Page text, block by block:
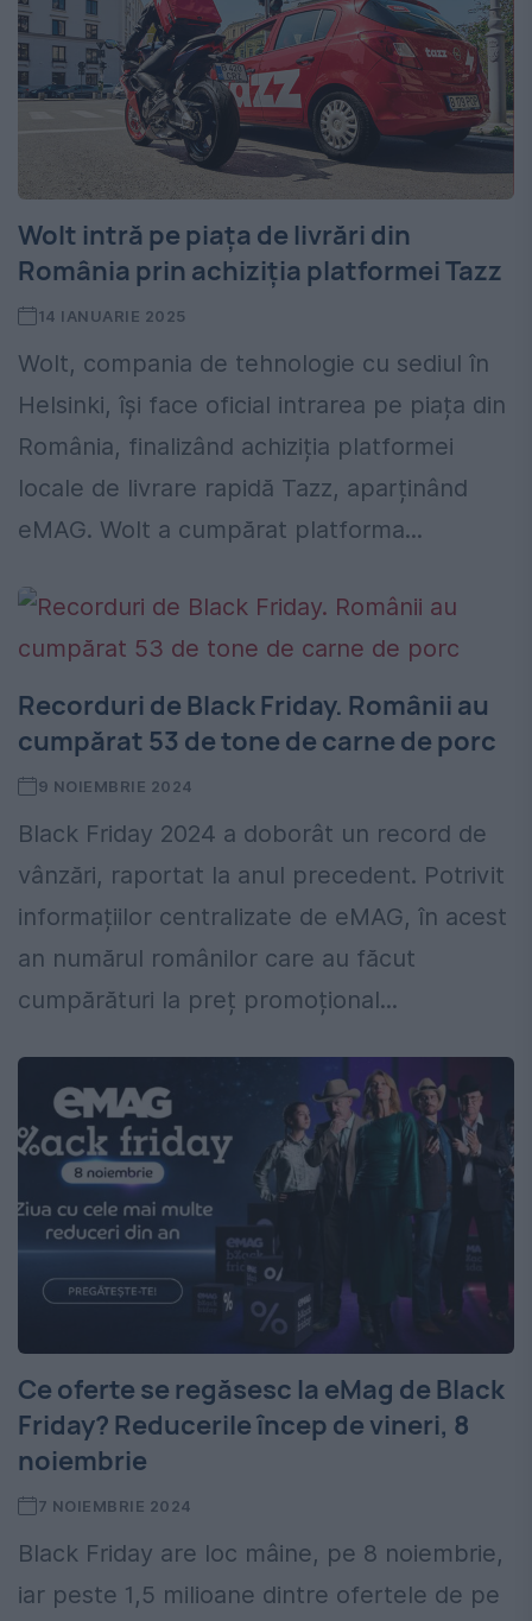
Wolt intră pe piața de livrări din
România prin achiziția platformei Tazz
14 IANUARIE 2025
Wolt, compania de tehnologie cu sediul în
Helsinki, își face oficial intrarea pe piața din
România, finalizând achiziția platformei
locale de livrare rapidă Tazz, aparținând
eMAG. Wolt a cumpărat platforma...
Recorduri de Black Friday. Românii au
cumpărat 53 de tone de carne de porc
9 NOIEMBRIE 2024
Black Friday 2024 a doborât un record de
vânzări, raportat la anul precedent. Potrivit
informațiilor centralizate de eMAG, în acest
an numărul românilor care au făcut
cumpărături la preț promoțional...
Ce oferte se regăsesc la eMag de Black
Friday? Reducerile încep de vineri, 8
noiembrie
7 NOIEMBRIE 2024
Black Friday are loc mâine, pe 8 noiembrie,
iar peste 1,5 milioane dintre ofertele de pe